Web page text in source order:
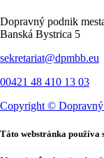
Dopravný podnik
Banská Bystrica 5
sekretariat@dpmbb.eu
00421 48 410 13 03
Copyright ©
Táto webstránka používa